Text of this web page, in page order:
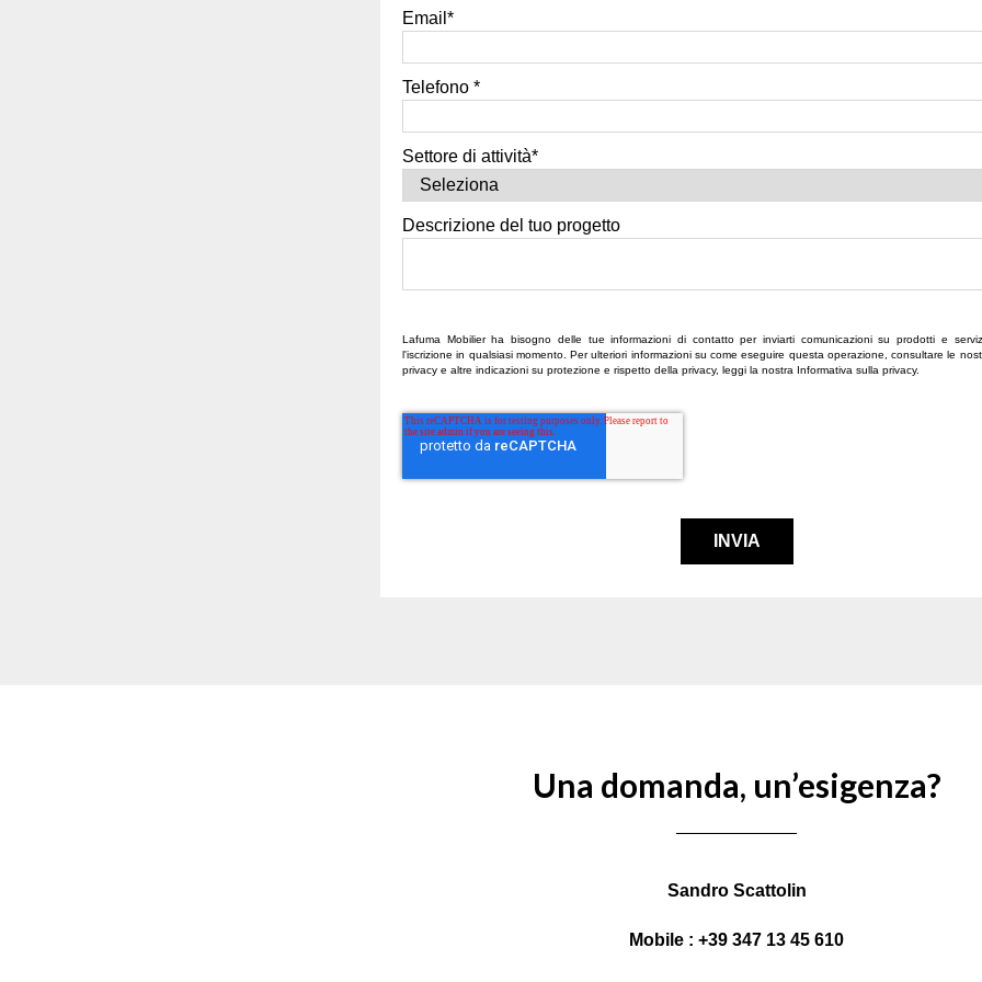
Email *
Telefono *
Settore di attività*
Descrizione del tuo progetto
Lafuma Mobilier ha bisogno delle tue informazioni di contatto per inviarti comunicazioni su prodotti e
l'iscrizione in qualsiasi momento. Per ulteriori informazioni su come eseguire questa operazione, consultare le
privacy e altre indicazioni su protezione e rispetto della privacy, leggi la nostra Informativa sulla privacy.
Una domanda, un’esigenza?
Sandro Scattolin
Mobile : +39 347 13 45 610